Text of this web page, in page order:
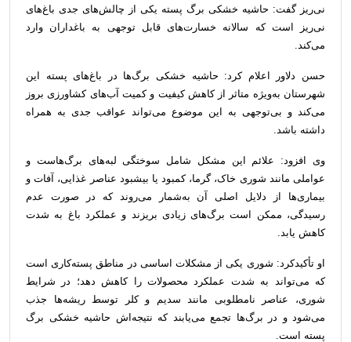
نی‌ریز گفت: حاشیه خشکی برگ پسته یکی از چالش‌های جدی باغ‌های
نی‌ریز است که سالانه خسارت‌های قابل توجهی به باغداران وارد
می‌کند.
حسن دلاور اعلام کرد: حاشیه خشکی برگ‌ها در باغ‌های پسته این
شهرستان به‌ویژه متاثر از کاهش کیفیت و کمیت آب‌های کشاورزی بروز
می‌کند و بی‌توجهی به این موضوع می‌تواند عواقب جدی به همراه
داشته باشد.
وی افزود: علائم این مشکل شامل سوختگی لبه‌های برگ‌هاست و
عواملی مانند شوری خاک، گرما، کمبود یا بیشبود عناصر غذایی، آفات و
بیماری‌ها از دلایل اصلی آن به‌شمار می‌روند که در صورت عدم
رسیدگی، ممکن است برگ‌های زیادی بریزند و عملکرد باغ به شدت
کاهش یابد.
او تأکیدکرد: شوری یکی از مشکلات اساسی در مناطق پسته‌کاری است
که می‌تواند به شدت عملکرد محصولات را کاهش دهد؛ در شرایط
شوری، عناصر نامطلوبی مانند سدیم و کلر توسط ریشه‌ها جذب
می‌شود و در برگ‌ها تجمع می‌یابند که نتیجه‌اش حاشیه خشکی برگ
پسته است.